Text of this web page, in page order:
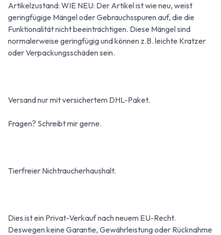
Artikelzustand: WIE NEU: Der Artikel ist wie neu, weist
geringfügige Mängel oder Gebrauchsspuren auf, die die
Funktionalität nicht beeinträchtigen. Diese Mängel sind
normalerweise geringfügig und können z.B. leichte Kratzer
oder Verpackungsschäden sein.
Versand nur mit versichertem DHL-Paket.
Fragen? Schreibt mir gerne.
Tierfreier Nichtraucherhaushalt.
Dies ist ein Privat-Verkauf nach neuem EU-Recht.
Deswegen keine Garantie, Gewährleistung oder Rücknahme